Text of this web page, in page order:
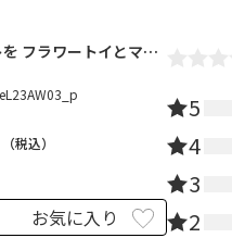
フラワートイとマグ
Collection
（税込）
お気に入り
5
4
3
2